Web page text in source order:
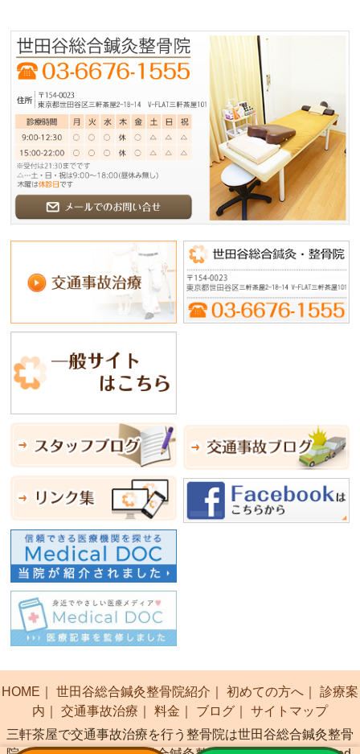
HOME 世田谷総合鍼灸整骨院紹介 初めての方へ
診療案
内
交通事故治療 料金 ブログ
サイトマップ
三軒茶屋で交通事故治療を行う整骨院は世田谷総合鍼灸整骨